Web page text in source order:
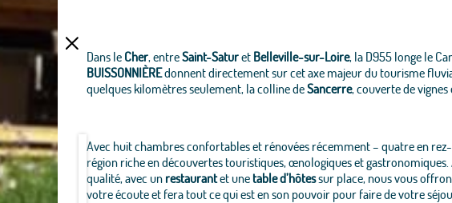
Dans leCher, entreSaint-SaturetBelleville-sur-Loire, la D955 longe le
BUISSONNIÈREdonnent directement sur cet axe majeur du tourisme
quelques kilomètres seulement, la colline deSancerre, couverte de
Avec huit chambres confortables et rénovées récemment – quatre en rez-
région riche en découvertes touristiques, œnologiques et gastronomiques.
qualité, avec unrestaurantet unetable d’hôtessur place, nous vous
votre écoute et fera tout ce qui est en son pouvoir pour faire de votre